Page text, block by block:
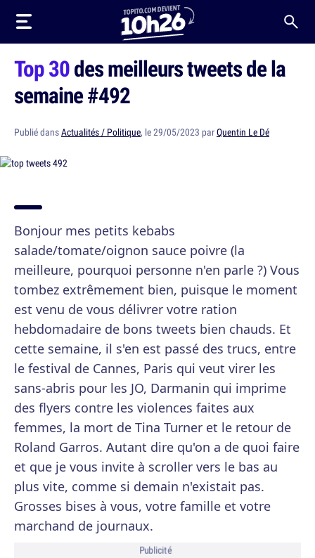
Top 30des meilleurs tweets de la
semaine #492
Publié dansActualités / Politique, le 29/05/2023 parQuentin Le Dé
Bonjour mes petits kebabs
salade/tomate/oignon sauce poivre (la
meilleure, pourquoi personne n'en parle ?) Vous
tombez extrêmement bien, puisque le moment
est venu de vous délivrer votre ration
hebdomadaire de bons tweets bien chauds. Et
cette semaine, il s'en est passé des trucs, entre
le festival de Cannes, Paris qui veut virer les
sans-abris pour les JO, Darmanin qui imprime
des flyers contre les violences faites aux
femmes, la mort de Tina Turner et le retour de
Roland Garros. Autant dire qu'on a de quoi faire
et que je vous invite à scroller vers le bas au
plus vite, comme si demain n'existait pas.
Grosses bises à vous, votre famille et votre
marchand de journaux.
Publicité